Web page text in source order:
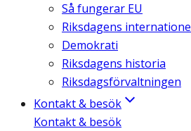
Så fungerar EU
Riksdagens
Demokrati
Riksdagens historia
Riksdagsförvaltningen
Kontakt & besök
Kontakt & besök